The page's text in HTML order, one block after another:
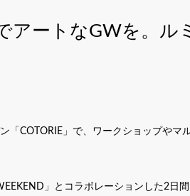
アートなGWを。ル
「COTORIE」で、ワークショップやマ
」とコラボレーションした2日間